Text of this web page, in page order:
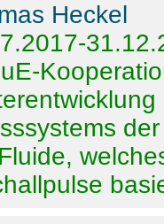
Heckel